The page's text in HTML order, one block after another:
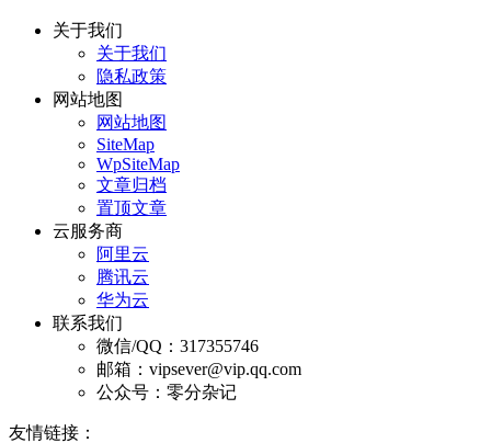
关于我们
关于我们
隐私政策
网站地图
网站地图
SiteMap
WpSiteMap
文章归档
置顶文章
云服务商
阿里云
腾讯云
华为云
联系我们
微信/QQ：317355746
邮箱：vipsever@vip.qq.com
公众号：零分杂记
友情链接：